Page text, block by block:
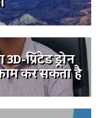
प्रिंटेड ड्रोन
कर सकता है